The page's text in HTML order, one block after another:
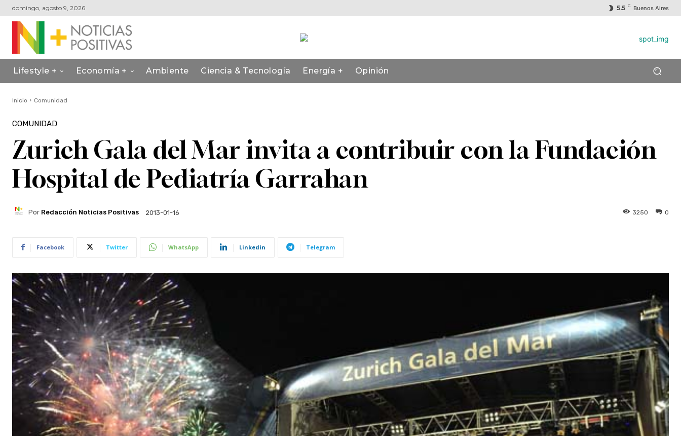
domingo, agosto 9, 2026 5.5 C Buenos Aires
Lifestyle + Economía + Ambiente Ciencia & Tecnología Energía + Opinión
Inicio Comunidad
COMUNIDAD
Zurich Gala del Mar invita a contribuir con la Fundación
Hospital de Pediatría Garrahan
Por Redacción Noticias Positivas 2013-01-16 0
3250
Facebook Twitter WhatsApp Linkedin Telegram